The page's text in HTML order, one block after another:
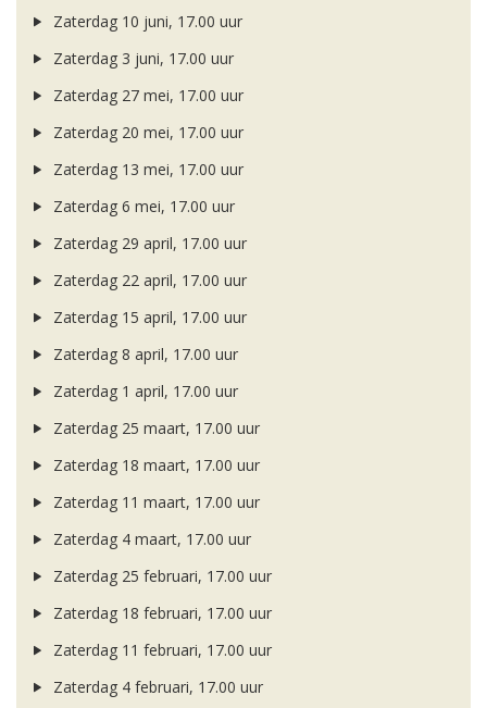
Zaterdag 10 juni, 17.00 uur
Zaterdag 3 juni, 17.00 uur
Zaterdag 27 mei, 17.00 uur
Zaterdag 20 mei, 17.00 uur
Zaterdag 13 mei, 17.00 uur
Zaterdag 6 mei, 17.00 uur
Zaterdag 29 april, 17.00 uur
Zaterdag 22 april, 17.00 uur
Zaterdag 15 april, 17.00 uur
Zaterdag 8 april, 17.00 uur
Zaterdag 1 april, 17.00 uur
Zaterdag 25 maart, 17.00 uur
Zaterdag 18 maart, 17.00 uur
Zaterdag 11 maart, 17.00 uur
Zaterdag 4 maart, 17.00 uur
Zaterdag 25 februari, 17.00 uur
Zaterdag 18 februari, 17.00 uur
Zaterdag 11 februari, 17.00 uur
Zaterdag 4 februari, 17.00 uur